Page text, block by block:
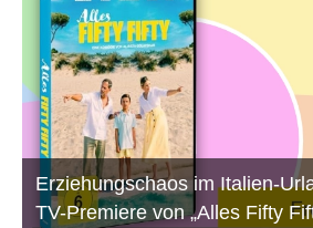
Erziehungschaos im Italien-
TV-Premiere von „Alles Fifty